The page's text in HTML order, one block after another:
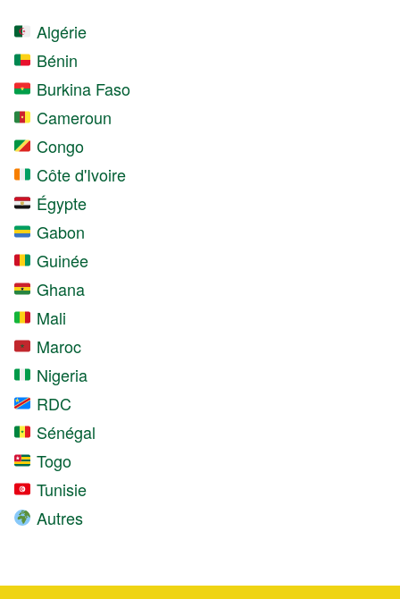
Algérie
Bénin
Burkina Faso
Cameroun
Congo
Côte d'Ivoire
Égypte
Gabon
Guinée
Ghana
Mali
Maroc
Nigeria
RDC
Sénégal
Togo
Tunisie
Autres